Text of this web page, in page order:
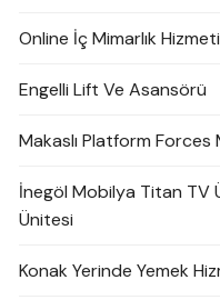
Online İç Mimarlık Hizmeti
Engelli Lift Ve Asansörü
Makaslı Platform Forces
İnegöl Mobilya Titan TV
Ünitesi
Konak Yerinde Yemek